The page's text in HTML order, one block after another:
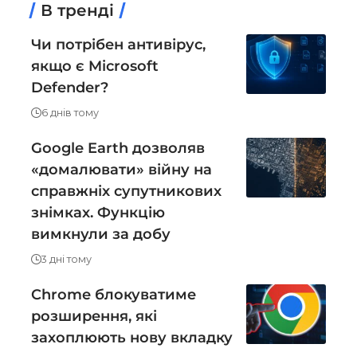
В тренді
Чи потрібен антивірус,
якщо є Microsoft
Defender?
6 днів тому
Google Earth дозволяв
«домалювати» війну на
справжніх супутникових
знімках. Функцію
вимкнули за добу
3 дні тому
Chrome блокуватиме
розширення, які
захоплюють нову вкладку